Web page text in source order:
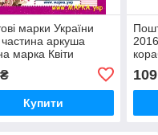
марки України
аркуша
марка Квіти
Купити
109